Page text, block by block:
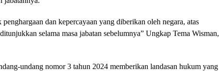
dan kepercayaan yang diberikan oleh negara, atas
selama masa jabatan sebelumnya” Ungkap Tema Wisman,
undang nomor 3 tahun 2024 memberikan landasan hukum yang